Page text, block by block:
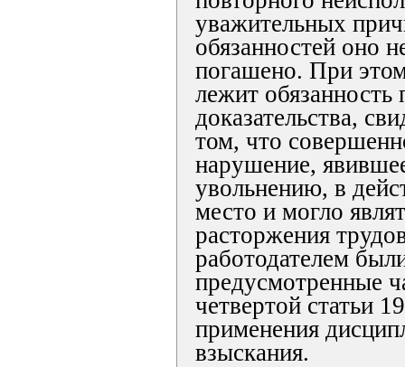
уважительных
обязанностей оно
погашено. При
лежит обязанность
доказательства,
том, что
нарушение,
увольнению, в
место и могло
расторжения
работодателем
предусмотренные
четвертой статьи
применения
взыскания.